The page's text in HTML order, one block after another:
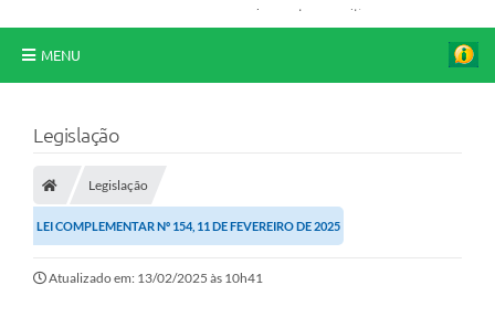
MENU
Transparência
Legislação
Editais
Covid-19 / Vacinação
Legislação
Legislação
LEI COMPLEMENTAR Nº 154, 11 DE FEVEREIRO DE 2025
Atualizado em: 13/02/2025 às 10h41